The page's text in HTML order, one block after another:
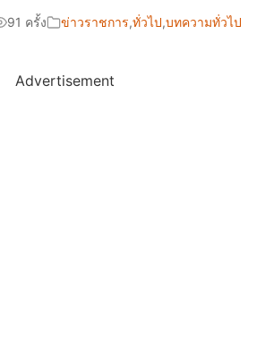
91 ครั้ง ข่าวราชการ,ทั่วไป,บทความทั่วไป
Advertisement